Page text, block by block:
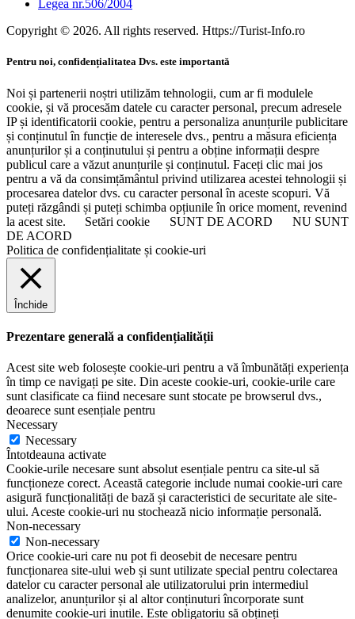
Legea nr.506/2004
Copyright © 2026. All rights reserved. Https://Turist-Info.ro
Pentru noi, confidențialitatea Dvs. este importantă
Noi și partenerii noștri utilizăm tehnologii, cum ar fi modulele
cookie, și vă procesăm datele cu caracter personal, precum adresele
IP și identificatorii cookie, pentru a personaliza anunțurile publicitare
și conținutul în funcție de interesele dvs., pentru a măsura eficiența
anunțurilor și a conținutului și pentru a obține informații despre
publicul care a văzut anunțurile și conținutul. Faceți clic mai jos
pentru a vă da consimțământul privind utilizarea acestei tehnologii și
procesarea datelor dvs. cu caracter personal în aceste scopuri. Vă
puteți răzgândi și puteți schimba opțiunile în orice moment, revenind
la acest site.
Setări cookie SUNT DE ACORD
NU SUNT
DE ACORD
Politica de confidențialitate și cookie-uri
Închide
Prezentare generală a confidențialității
Acest site web folosește cookie-uri pentru a vă îmbunătăți experiența
în timp ce navigați pe site. Din aceste cookie-uri, cookie-urile care
sunt clasificate ca fiind necesare sunt stocate pe browserul dvs.,
deoarece sunt esențiale pentru
Necessary
Necessary
Întotdeauna activate
Cookie-urile necesare sunt absolut esențiale pentru ca site-ul să
funcționeze corect. Această categorie include numai cookie-uri care
asigură funcționalități de bază și caracteristici de securitate ale site-
ului. Aceste cookie-uri nu stochează nicio informație personală.
Non-necessary
Non-necessary
Orice cookie-uri care nu pot fi deosebit de necesare pentru
funcționarea site-ului web și sunt utilizate special pentru colectarea
datelor cu caracter personal ale utilizatorului prin intermediul
analizelor, anunțurilor și al altor conținuturi încorporate sunt
denumite cookie-uri inutile. Este obligatoriu să obțineți